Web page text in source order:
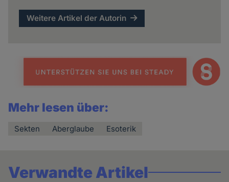
Weitere Artikel der Autorin
Mehr lesen über:
Sekten Aberglaube Esoterik
Verwandte Artikel